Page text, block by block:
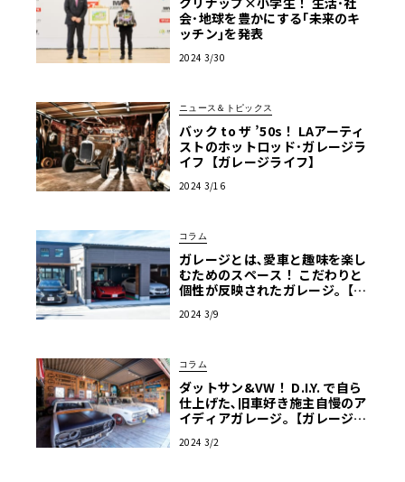
会･地球を豊かにする｢未来のキ
ッチン｣を発表
2024 3/30
ニュース＆トピックス
バック to ザ ’50s！ LAアーティ
ストのホットロッド･ガレージラ
イフ【ガレージライフ】
2024 3/16
コラム
ガレージとは､愛車と趣味を楽し
むためのスペース！ こだわりと
個性が反映されたガレージ｡【ガ
2024 3/9
コラム
ダットサン&VW！ D.I.Y. で自ら
仕上げた､旧車好き施主自慢のア
イディアガレージ｡【ガレージラ
2024 3/2